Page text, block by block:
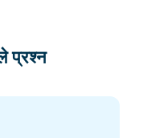
प्रश्न